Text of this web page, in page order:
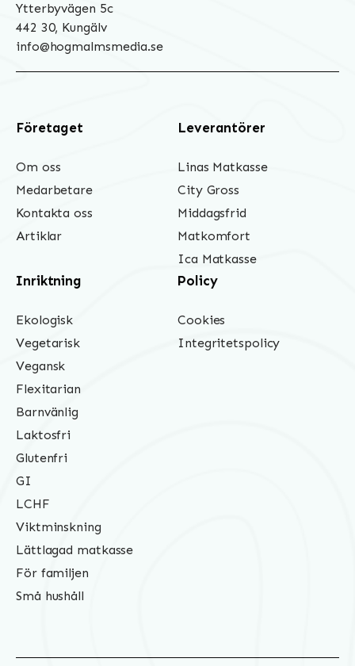
Ytterbyvägen 5c
442 30, Kungälv
info@hogmalmsmedia.se
Företaget
Om oss
Medarbetare
Kontakta oss
Artiklar
Leverantörer
Linas Matkasse
City Gross
Middagsfrid
Matkomfort
Ica Matkasse
Inriktning
Ekologisk
Vegetarisk
Vegansk
Flexitarian
Barnvänlig
Laktosfri
Glutenfri
GI
LCHF
Viktminskning
Lättlagad matkasse
För familjen
Små hushåll
Policy
Cookies
Integritetspolicy